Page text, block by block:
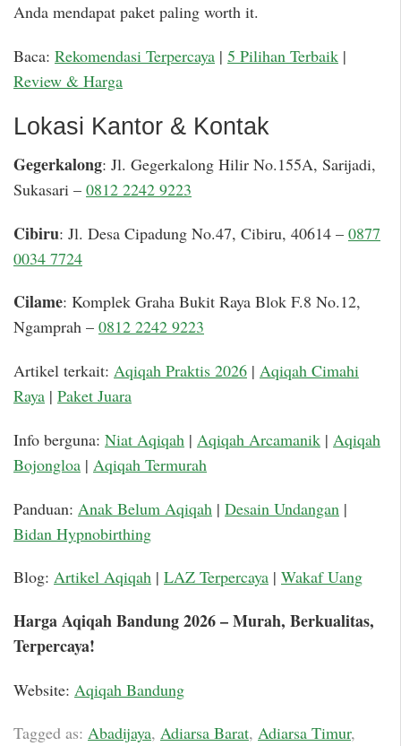
Anda mendapat paket paling worth it.
Baca: Rekomendasi Terpercaya | 5 Pilihan Terbaik |
Review & Harga
Lokasi Kantor & Kontak
Gegerkalong: Jl. Gegerkalong Hilir No.155A, Sarijadi,
Sukasari – 0812 2242 9223
Cibiru: Jl. Desa Cipadung No.47, Cibiru, 40614 – 0877
0034 7724
Cilame: Komplek Graha Bukit Raya Blok F.8 No.12,
Ngamprah – 0812 2242 9223
Artikel terkait: Aqiqah Praktis 2026 | Aqiqah Cimahi
Raya | Paket Juara
Info berguna: Niat Aqiqah | Aqiqah Arcamanik | Aqiqah
Bojongloa | Aqiqah Termurah
Panduan: Anak Belum Aqiqah | Desain Undangan |
Bidan Hypnobirthing
Blog: Artikel Aqiqah | LAZ Terpercaya | Wakaf Uang
Harga Aqiqah Bandung 2026 – Murah, Berkualitas,
Terpercaya!
Website: Aqiqah Bandung
Tagged as: Abadijaya, Adiarsa Barat, Adiarsa Timur,